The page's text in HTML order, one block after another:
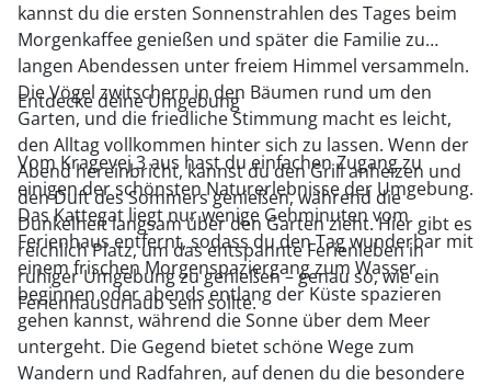
kannst du die ersten Sonnenstrahlen des Tages beim
Morgenkaffee genießen und später die Familie zu
langen Abendessen unter freiem Himmel versammeln.
Die Vögel zwitschern in den Bäumen rund um den
Garten, und die friedliche Stimmung macht es leicht,
den Alltag vollkommen hinter sich zu lassen. Wenn der
Abend hereinbricht, kannst du den Grill anheizen und
den Duft des Sommers genießen, während die
Dunkelheit langsam über den Garten zieht. Hier gibt es
reichlich Platz, um das entspannte Ferienleben in
ruhiger Umgebung zu genießen – genau so, wie ein
Ferienhausurlaub sein sollte.
Entdecke deine Umgebung
Vom Kragevej 3 aus hast du einfachen Zugang zu
einigen der schönsten Naturerlebnisse der Umgebung.
Das Kattegat liegt nur wenige Gehminuten vom
Ferienhaus entfernt, sodass du den Tag wunderbar mit
einem frischen Morgenspaziergang zum Wasser
beginnen oder abends entlang der Küste spazieren
gehen kannst, während die Sonne über dem Meer
untergeht. Die Gegend bietet schöne Wege zum
Wandern und Radfahren, auf denen du die besondere